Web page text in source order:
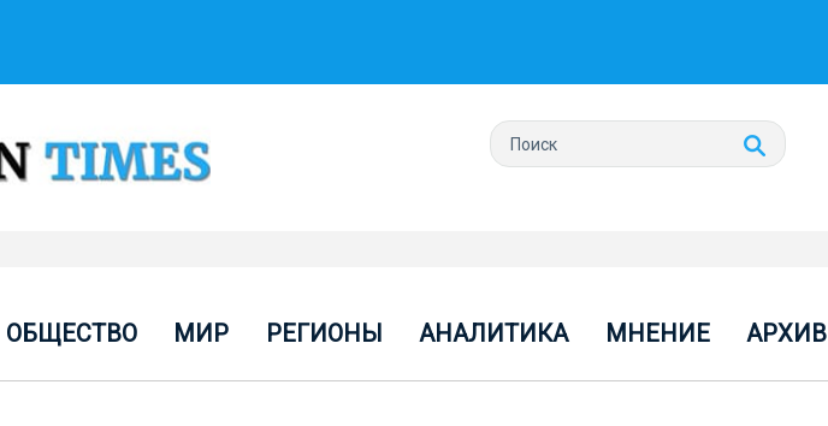
ОБЩЕСТВО МИР РЕГИОНЫ АНАЛИТИКА МНЕНИЕ АРХИВ